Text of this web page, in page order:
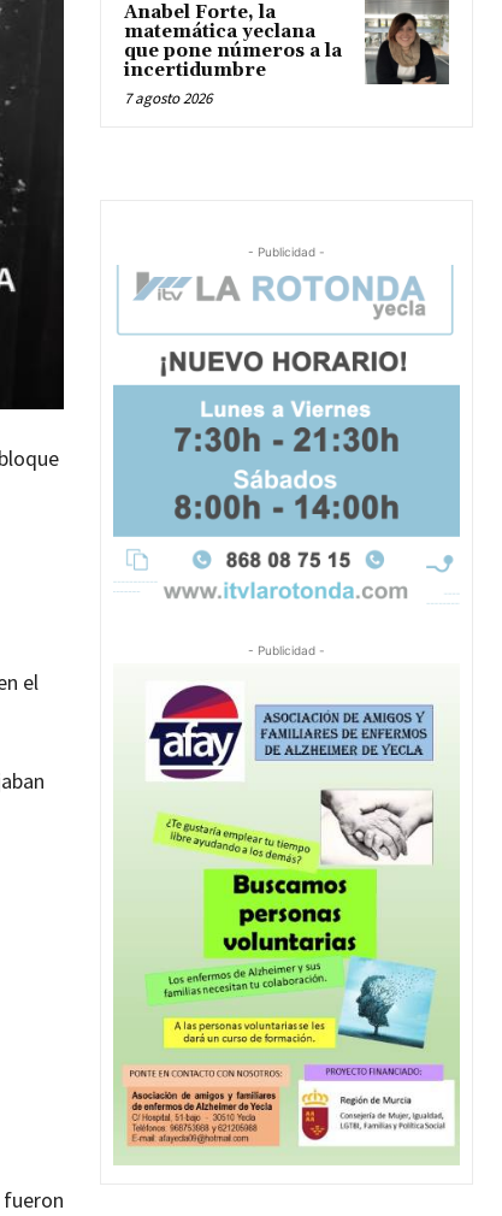
el
fueron
Anabel Forte, la
matemática yeclana
que pone números a la
incertidumbre
7 agosto 2026
- Publicidad -
- Publicidad -